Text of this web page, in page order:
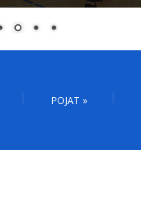
POJAT »